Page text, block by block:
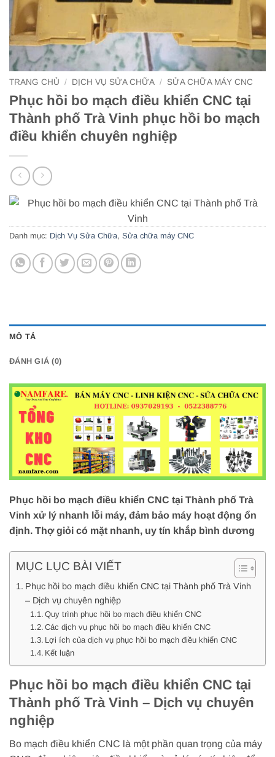
TRANG CHỦ / DỊCH VỤ SỬA CHỮA / SỬA CHỮA MÁY CNC
Phục hồi bo mạch điều khiển CNC tại
Thành phố Trà Vinh phục hồi bo mạch
điều khiển chuyên nghiệp
Danh mục: Dịch Vụ Sửa Chữa, Sửa chữa máy CNC
MÔ TẢ
ĐÁNH GIÁ (0)
Phục hồi bo mạch điều khiển CNC tại Thành phố Trà
Vinh xử lý nhanh lỗi máy, đảm bảo máy hoạt động ổn
định. Thợ giỏi có mặt nhanh, uy tín khắp bình dương
MỤC LỤC BÀI VIẾT
Phục hồi bo mạch điều khiển CNC tại Thành phố Trà Vinh
– Dịch vụ chuyên nghiệp
Quy trình phục hồi bo mạch điều khiển CNC
Các dịch vụ phục hồi bo mạch điều khiển CNC
Lợi ích của dịch vụ phục hồi bo mạch điều khiển CNC
Kết luận
Phục hồi bo mạch điều khiển CNC tại
Thành phố Trà Vinh – Dịch vụ chuyên
nghiệp
Bo mạch điều khiển CNC là một phần quan trọng của máy